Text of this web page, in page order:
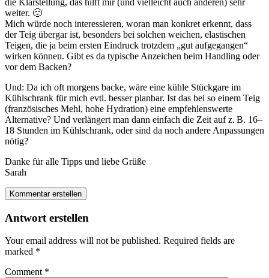
die Klarstellung, das hilft mir (und vielleicht auch anderen) sehr
weiter. 🙂
Mich würde noch interessieren, woran man konkret erkennt, dass
der Teig übergar ist, besonders bei solchen weichen, elastischen
Teigen, die ja beim ersten Eindruck trotzdem „gut aufgegangen“
wirken können. Gibt es da typische Anzeichen beim Handling oder
vor dem Backen?
Und: Da ich oft morgens backe, wäre eine kühle Stückgare im
Kühlschrank für mich evtl. besser planbar. Ist das bei so einem Teig
(französisches Mehl, hohe Hydration) eine empfehlenswerte
Alternative? Und verlängert man dann einfach die Zeit auf z. B. 16–
18 Stunden im Kühlschrank, oder sind da noch andere Anpassungen
nötig?
Danke für alle Tipps und liebe Grüße
Sarah
Kommentar erstellen
Antwort erstellen
Your email address will not be published. Required fields are
marked *
Comment *